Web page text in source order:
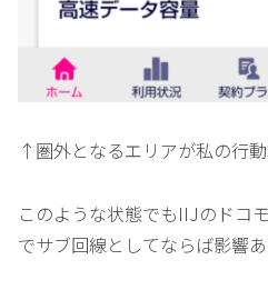
↑圏外となるエリアが私の行動
このような状態でもIIJのドコ
でサブ回線としてならば影響あ